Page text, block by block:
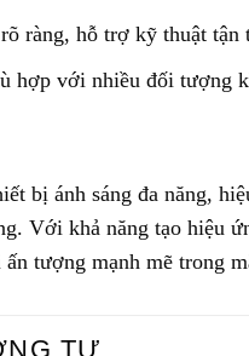
ràng, hỗ trợ kỹ thuật tận
hợp với nhiều đối tượng
bị ánh sáng đa năng,
Với khả năng tạo hiệu
tượng mạnh mẽ trong
TỰ